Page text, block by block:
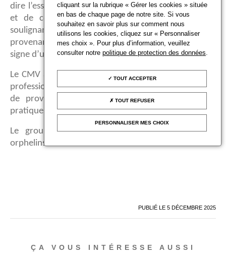
dire l’essentiel des objets-, de circuler sur le marché
et de continuer à avoir une existence juridique
soulignant qu’une absence d’information dans la
provenance n’est pas, en soi, inéluctablement, le
signe d’un trafic illicite.
Le CMV a appelé, enfin, à la mise en place de règles
professionnelles permettant de décliner la recherche
de provenance en obligations opérationnelles et
pratiques.
Le groupe de travail d’UNIDROIT sur les biens
orphelins se réunira à nouveau à la mi-mars.
PUBLIÉ LE 5 DÉCEMBRE 2025
ÇA VOUS INTÉRESSE AUSSI
cliquant sur la rubrique « Gérer les cookies » située
en bas de chaque page de notre site. Si vous
souhaitez en savoir plus sur comment nous
utilisons les cookies, cliquez sur « Personnaliser
mes choix ». Pour plus d’information, veuillez
consulter notrepolitique de protection des données
TOUT ACCEPTER
TOUT REFUSER
PERSONNALISER MES CHOIX